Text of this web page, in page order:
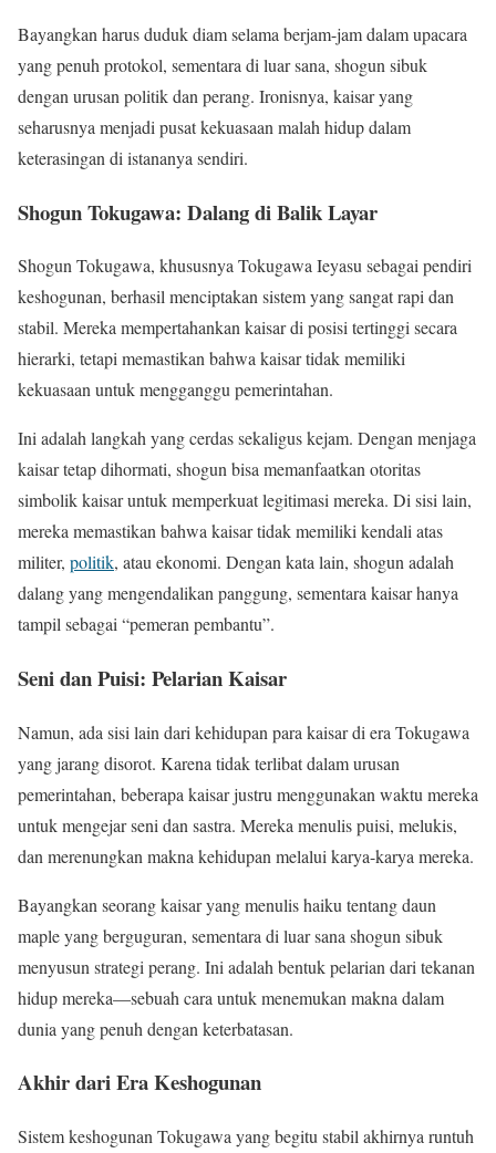
Bayangkan harus duduk diam selama berjam-jam dalam upacara
yang penuh protokol, sementara di luar sana, shogun sibuk
dengan urusan politik dan perang. Ironisnya, kaisar yang
seharusnya menjadi pusat kekuasaan malah hidup dalam
keterasingan di istananya sendiri.
Shogun Tokugawa: Dalang di Balik Layar
Shogun Tokugawa, khususnya Tokugawa Ieyasu sebagai pendiri
keshogunan, berhasil menciptakan sistem yang sangat rapi dan
stabil. Mereka mempertahankan kaisar di posisi tertinggi secara
hierarki, tetapi memastikan bahwa kaisar tidak memiliki
kekuasaan untuk mengganggu pemerintahan.
Ini adalah langkah yang cerdas sekaligus kejam. Dengan menjaga
kaisar tetap dihormati, shogun bisa memanfaatkan otoritas
simbolik kaisar untuk memperkuat legitimasi mereka. Di sisi lain,
mereka memastikan bahwa kaisar tidak memiliki kendali atas
militer, politik, atau ekonomi. Dengan kata lain, shogun adalah
dalang yang mengendalikan panggung, sementara kaisar hanya
tampil sebagai “pemeran pembantu”.
Seni dan Puisi: Pelarian Kaisar
Namun, ada sisi lain dari kehidupan para kaisar di era Tokugawa
yang jarang disorot. Karena tidak terlibat dalam urusan
pemerintahan, beberapa kaisar justru menggunakan waktu mereka
untuk mengejar seni dan sastra. Mereka menulis puisi, melukis,
dan merenungkan makna kehidupan melalui karya-karya mereka.
Bayangkan seorang kaisar yang menulis haiku tentang daun
maple yang berguguran, sementara di luar sana shogun sibuk
menyusun strategi perang. Ini adalah bentuk pelarian dari tekanan
hidup mereka—sebuah cara untuk menemukan makna dalam
dunia yang penuh dengan keterbatasan.
Akhir dari Era Keshogunan
Sistem keshogunan Tokugawa yang begitu stabil akhirnya runtuh